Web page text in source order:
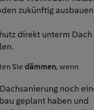
zukünftig
direkt unterm Dach
Sie dämmen, wenn
noch
geplant haben und